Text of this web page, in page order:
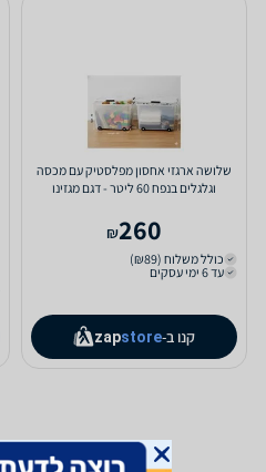
שלושה ארגזי אחסון מפלסטיק עם מכסה
וגלגלים בנפח 60 ליטר - דגם מגזינו
260
₪
כולל משלוח (₪89)
עד 6 ימי עסקים
קנו ב- zapstore